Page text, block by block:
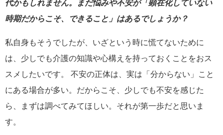
代かもしれません。まだ悩みや不安が「顕在化していない
時期だからこそ、できること」はあるでしょうか？
私自身もそうでしたが、いざという時に慌てないために
は、少しでも介護の知識や心構えを持っておくことをおス
スメしたいです。 不安の正体は、実は「分からない」こと
にある場合が多い。だからこそ、少しでも不安を感じた
ら、まずは調べてみてほしい。それが第一歩だと思いま
す。